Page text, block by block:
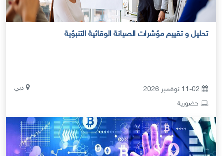
تحليل و تقييم مؤشرات الصيانة الوقائية التنبؤية
دبي
حضورية